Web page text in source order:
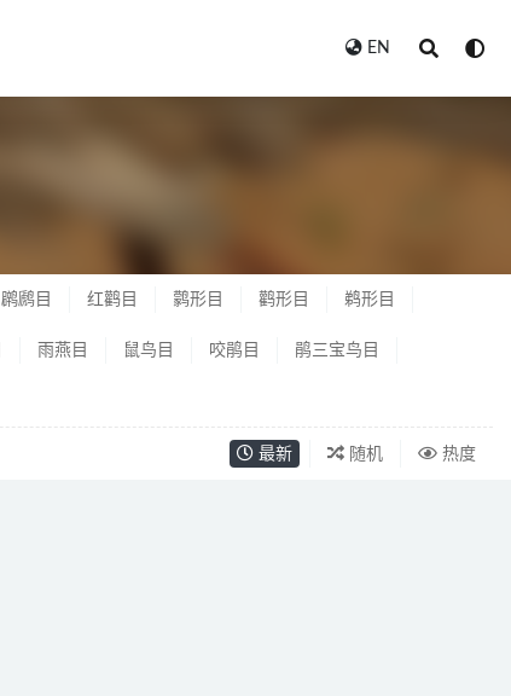
EN
䴙䴘目 红鹳目 鹲形目 鹳形目 鹈形目
雨燕目 鼠鸟目 咬鹃目 鹃三宝鸟目
最新 随机 热度